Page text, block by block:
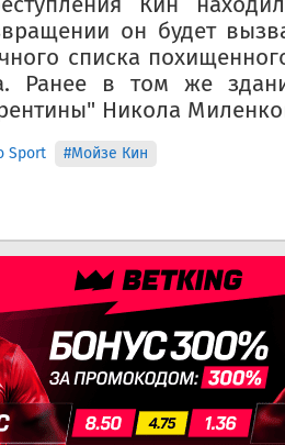
он будет
списка
Ранее в том же
Никола
Sport #Мойзе Кин